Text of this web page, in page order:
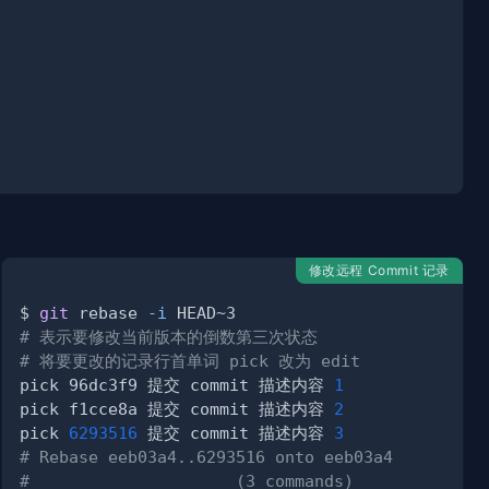
修改远程 Commit 记录
$ git rebase -i
# 表示要修改当前版本的倒数第三次状态
# 将要更改的记录行首单词 pick 改为 edit
pick 96dc3f9 提交 commit 描述内容 1
pick f1cce8a 提交 commit 描述内容 2
pick 6293516 提交 commit 描述内容 3
# Rebase eeb03a4..6293516 onto eeb03a4
#                     (3 commands)